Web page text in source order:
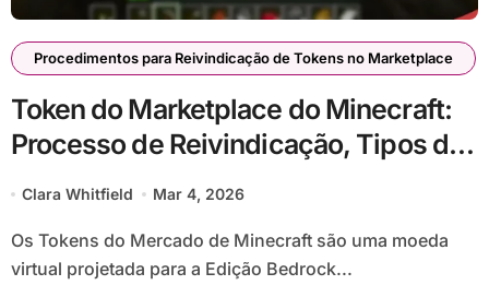
Procedimentos para Reivindicação de Tokens no Marketplace
Token do Marketplace do Minecraft:
Processo de Reivindicação, Tipos de
Token, Utilização no Bedrock
Clara Whitfield Mar 4, 2026
Os Tokens do Mercado de Minecraft são uma moeda
virtual projetada para a Edição Bedrock...